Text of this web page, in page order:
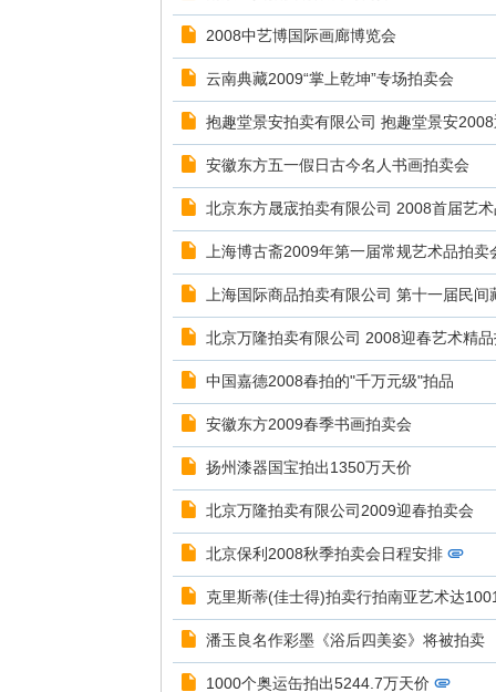
2008中艺博国际画廊博览会
云南典藏2009“掌上乾坤”专场拍卖会
抱趣堂景安拍卖有限公司 抱趣堂景安
安徽东方五一假日古今名人书画拍卖会
北京东方晟宬拍卖有限公司 2008首届艺
上海博古斋2009年第一届常规艺术品拍卖
上海国际商品拍卖有限公司 第十一届民
北京万隆拍卖有限公司 2008迎春艺术精
中国嘉德2008春拍的"千万元级"拍品
安徽东方2009春季书画拍卖会
扬州漆器国宝拍出1350万天价
北京万隆拍卖有限公司2009迎春拍卖会
北京保利2008秋季拍卖会日程安排
克里斯蒂(佳士得)拍卖行拍南亚艺术达
潘玉良名作彩墨《浴后四美姿》将被拍卖
1000个奥运缶拍出5244.7万天价